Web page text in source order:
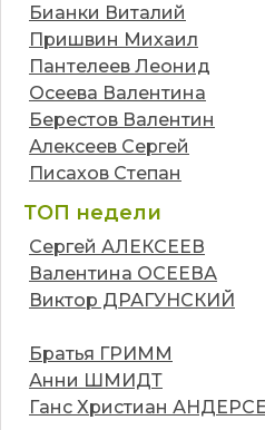
Бианки Виталий
Пришвин Михаил
Пантелеев Леонид
Осеева Валентина
Берестов Валентин
Алексеев Сергей
Писахов Степан
ТОП недели
Сергей АЛЕКСЕЕВ
Валентина ОСЕЕВА
Виктор ДРАГУНСКИЙ
Братья ГРИММ
Анни ШМИДТ
Ганс Христиан